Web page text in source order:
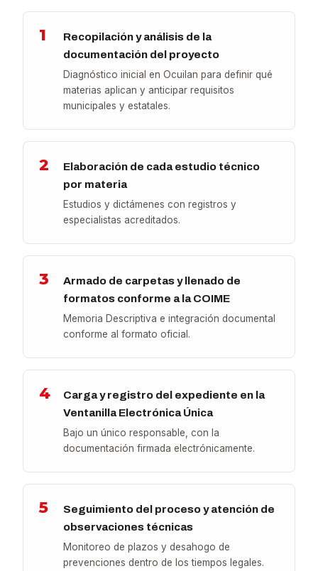
1
Recopilación y análisis de la
documentación del proyecto
Diagnóstico inicial en Ocuilan para definir qué
materias aplican y anticipar requisitos
municipales y estatales.
2
Elaboración de cada estudio técnico
por materia
Estudios y dictámenes con registros y
especialistas acreditados.
3
Armado de carpetas y llenado de
formatos conforme a la COIME
Memoria Descriptiva e integración documental
conforme al formato oficial.
4
Carga y registro del expediente en la
Ventanilla Electrónica Única
Bajo un único responsable, con la
documentación firmada electrónicamente.
5
Seguimiento del proceso y atención de
observaciones técnicas
Monitoreo de plazos y desahogo de
prevenciones dentro de los tiempos legales.